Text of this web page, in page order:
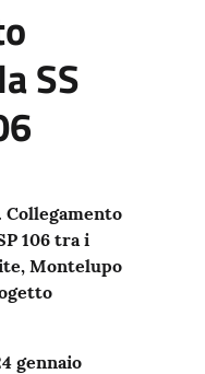
SS
Collegamento
106 tra i
Montelupo
gennaio